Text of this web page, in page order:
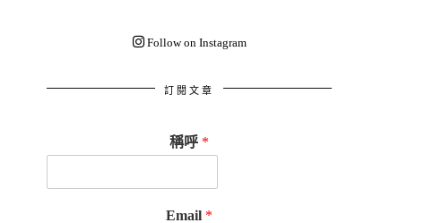
Follow on Instagram
訂閱文章
稱呼 *
Email *